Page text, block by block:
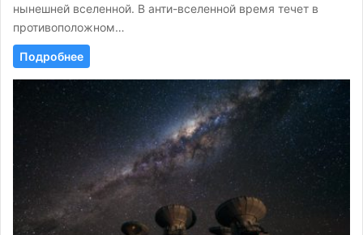
нынешней вселенной. В анти-вселенной время течет в
противоположном…
Подробнее